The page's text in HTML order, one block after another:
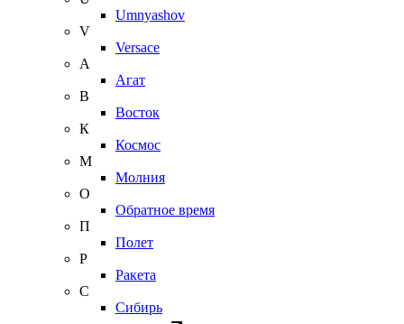
Umnyashov
V
Versace
А
Агат
В
Восток
К
Космос
М
Молния
О
Обратное время
П
Полет
Р
Ракета
С
Сибирь